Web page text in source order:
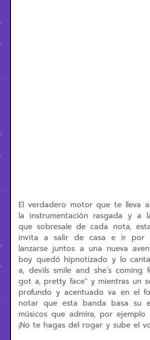
El verdadero motor que te lleva
la instrumentación rasgada y a
que sobresale de cada nota,
invita a salir de casa e ir por
lanzarse juntos a una nueva
boy quedó hipnotizado y lo canta
a, devils smile and she’s coming
got a, pretty face" y mientras un
profundo y acentuado va en el
notar que esta banda basa su
músicos que admira, por ejemplo
¡No te hagas del rogar y sube el